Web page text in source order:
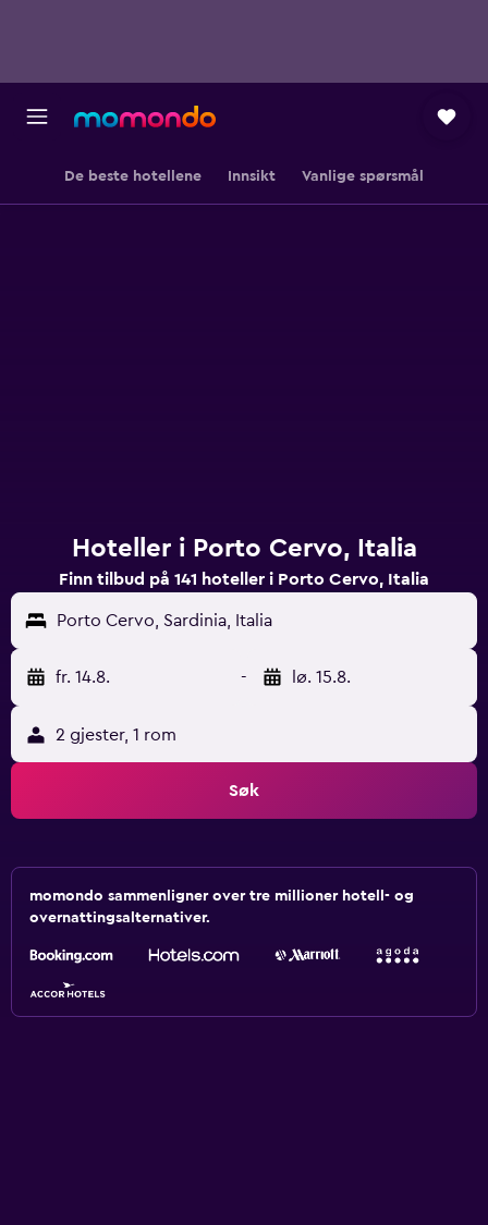
De beste hotellene Innsikt Vanlige spørsmål
Hoteller i Porto Cervo, Italia
Finn tilbud på 141 hoteller i Porto Cervo, Italia
Porto Cervo, Sardinia, Italia
fr. 14.8. - lø. 15.8.
2 gjester, 1 rom
Søk
momondo sammenligner over tre millioner hotell- og
overnattingsalternativer.